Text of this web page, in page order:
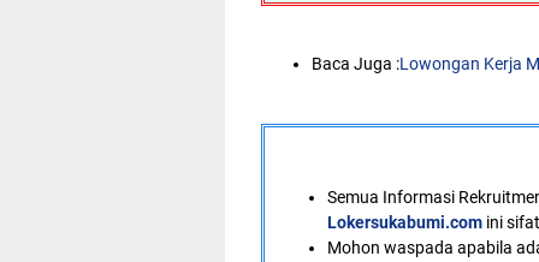
Baca Juga :Lowongan Kerja
Semua Informasi
Lokersukabumi.com ini
Mohon waspada apabila